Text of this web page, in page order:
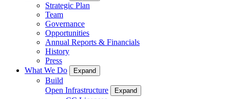
Strategic Plan
Team
Governance
Opportunities
Annual Reports & Financials
History
Press
What We Do
Expand
Build
Open Infrastructure
Expand